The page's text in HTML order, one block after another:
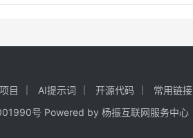
目 AI提示词 开源代码
常用链接
号 Powered by 杨振互联网服务中心